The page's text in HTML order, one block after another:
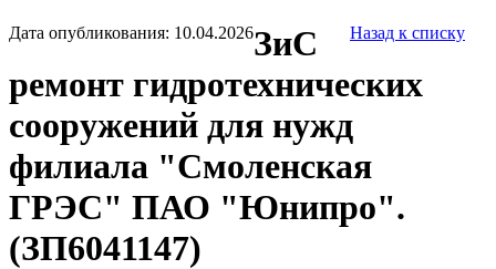
Дата опубликования: 10.04.2026 Назад к списку
ЗиС
ремонт гидротехнических
сооружений для нужд
филиала "Смоленская
ГРЭС" ПАО "Юнипро".
(ЗП6041147)